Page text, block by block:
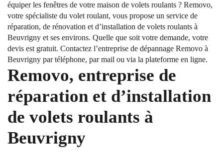
équiper les fenêtres de votre maison de volets roulants ? Removo,
votre spécialiste du volet roulant, vous propose un service de
réparation, de rénovation et d’installation de volets roulants à
Beuvrigny et ses environs. Quelle que soit votre demande, votre
devis est gratuit. Contactez l’entreprise de dépannage Removo à
Beuvrigny par téléphone, par mail ou via la plateforme en ligne.
Removo, entreprise de
réparation et d’installation
de volets roulants à
Beuvrigny